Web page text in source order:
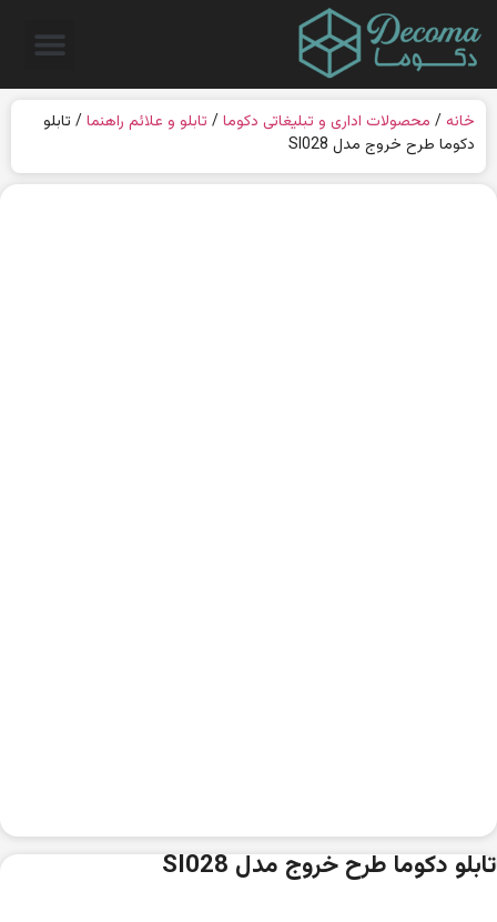
خانه / محصولات اداری و تبلیغاتی دکوما/ تابلو و علائم راهنما/ تابلو
دکوما طرح خروج مدل SI028
تابلو دکوما طرح خروج مدل SI028